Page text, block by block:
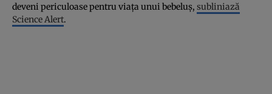
deveni periculoase pentru viața unui bebeluș, subliniază
Science Alert.